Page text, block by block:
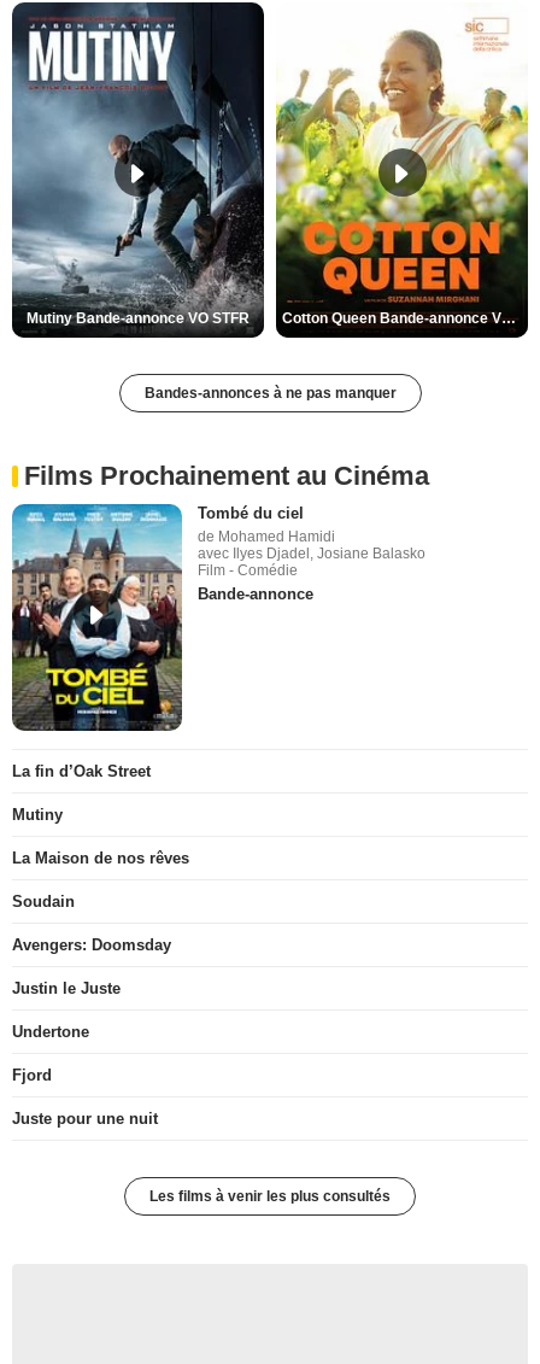
Mutiny Bande-annonce VO STFR Cotton Queen Bande-annonce VO STFR
Bandes-annonces à ne pas manquer
Films Prochainement au Cinéma
Tombé du ciel
de Mohamed Hamidi
avec Ilyes Djadel, Josiane Balasko
Film - Comédie
Bande-annonce
La fin d’Oak Street
Mutiny
La Maison de nos rêves
Soudain
Avengers: Doomsday
Justin le Juste
Undertone
Fjord
Juste pour une nuit
Les films à venir les plus consultés